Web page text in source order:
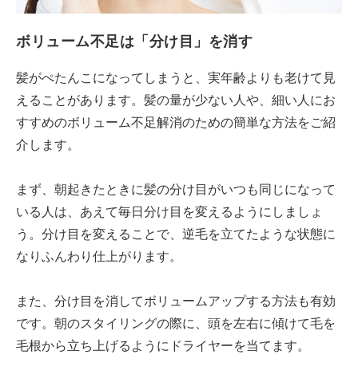
ボリューム不足は「分け目」を消す
髪がぺたんこになってしまうと、実年齢よりも老けて見
えることがあります。髪の量が少ない人や、細い人にお
すすめのボリューム不足解消のための簡単な方法をご紹
介します。
まず、朝起きたときに髪の分け目がいつも同じになって
いる人は、あえて毎日分け目を変えるようにしましょ
う。分け目を変えることで、逆毛を立てたような状態に
なりふんわり仕上がります。
また、分け目を消してボリュームアップする方法も有効
です。朝のスタイリングの際に、頭を左右に傾けて毛を
毛根から立ち上げるようにドライヤーを当てます。